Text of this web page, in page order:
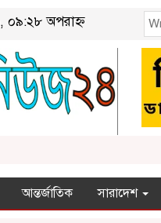
০৯:২৮ অপরাহ্ন
আন্তর্জাতিক সারাদেশ